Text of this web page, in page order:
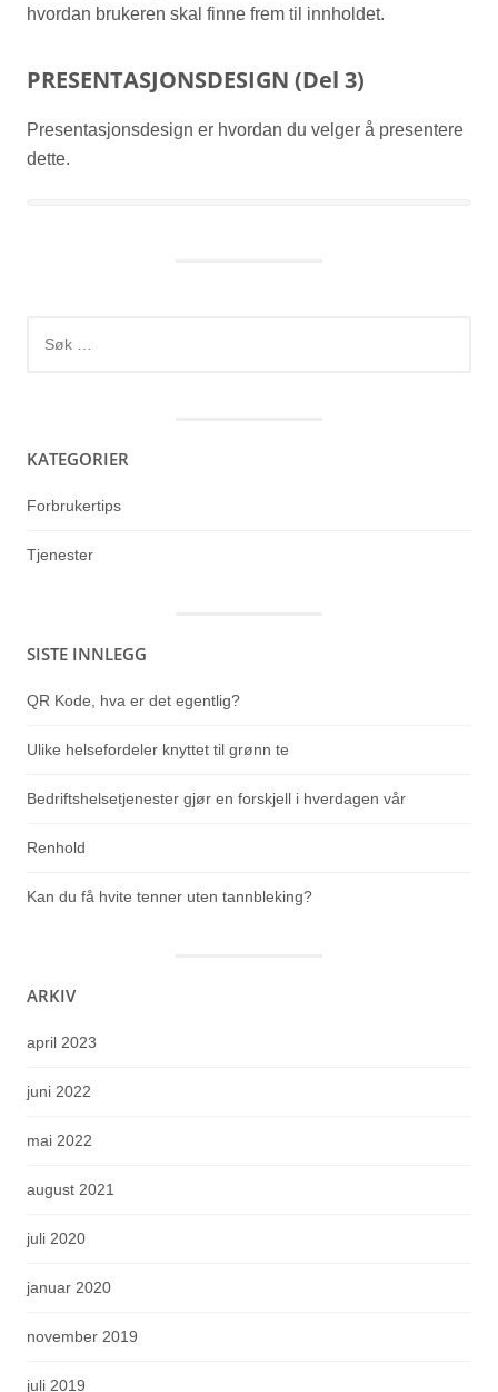
hvordan brukeren skal finne frem til innholdet.
PRESENTASJONSDESIGN (Del 3)
Presentasjonsdesign er hvordan du velger å presentere
dette.
etter:
KATEGORIER
Forbrukertips
Tjenester
SISTE INNLEGG
QR Kode, hva er det egentlig?
Ulike helsefordeler knyttet til grønn te
Bedriftshelsetjenester gjør en forskjell i hverdagen vår
Renhold
Kan du få hvite tenner uten tannbleking?
ARKIV
april 2023
juni 2022
mai 2022
august 2021
juli 2020
januar 2020
november 2019
juli 2019